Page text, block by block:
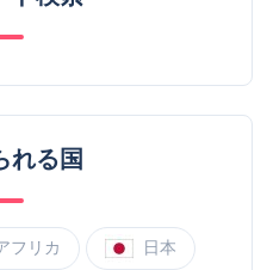
れる国
フリカ 日本